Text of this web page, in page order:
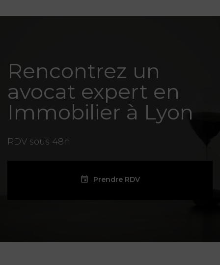
Rencontrez un
avocat expert en
Immobilier à Lyon
RDV sous 48h
Prendre RDV